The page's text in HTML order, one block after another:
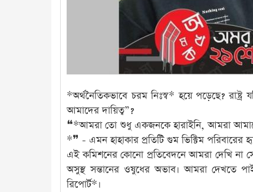
*অর্থনৈতিকভাবে চরম নিঃস্ব* হয়ে পড়েছে?
আমাদের দায়িত্ব”?
❝*আমরা তো শুধু একজনকে হারাইনি, আমরা
*❞ - এমন হাহাকার প্রতিটি গুম ভিক্টিম পরিবারের
এই কমিশনের কোনো প্রতিবেদনে আমরা দেখি না
অসুস্থ সন্তানের ওষুধের অভাব। আমরা দেখতে
রিপোর্ট*।